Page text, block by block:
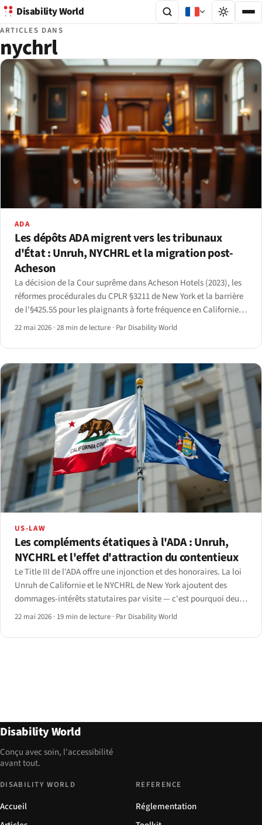
Disability World
ARTICLES DANS
nychrl
ADA
Les dépôts ADA migrent vers les tribunaux
d'État : Unruh, NYCHRL et la migration post-
Acheson
La décision de la Cour suprême dans Acheson Hotels (2023), les
réformes procédurales du CPLR §3211 de New York et la barrière
de l'§425.55 pour les plaignants à forte fréquence en Californie
ont déplacé de manière mesurable les dépôts ADA des
22 mai 2026 ·28 min de lecture · Par Disability World
US-LAW
Les compléments étatiques à l'ADA : Unruh,
NYCHRL et l'effet d'attraction du contentieux
Le Title III de l'ADA offre une injonction et des honoraires. La loi
Unruh de Californie et le NYCHRL de New York ajoutent des
dommages-intérêts statutaires par visite — c'est pourquoi deux
États concentrent l'essentiel des plaintes en accessibilité web.
22 mai 2026 · 19 min de lecture · Par Disability World
Disability World
Conçu avec soin, l'accessibilité
avant tout.
DISABILITY WORLD
Accueil
REFERENCE
Réglementation